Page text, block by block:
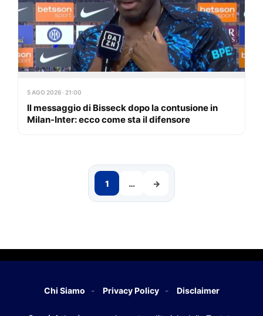
5 AGO 2026 · 21:00
Il messaggio di Bisseck dopo la contusione in
Milan-Inter: ecco come sta il difensore
1 … →
Chi Siamo Privacy Policy Disclaimer